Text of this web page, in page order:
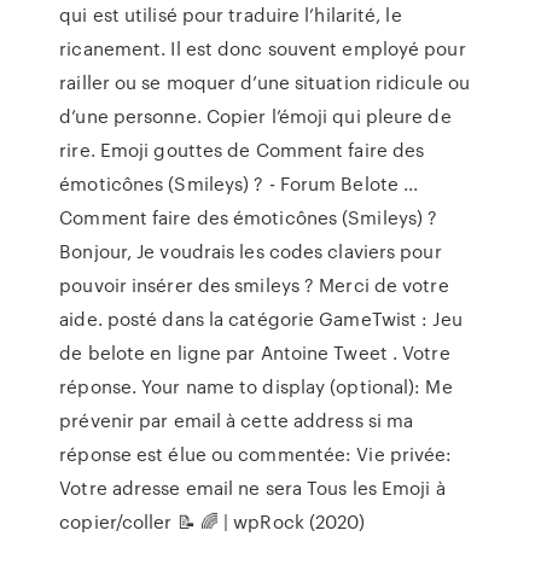
qui est utilisé pour traduire l’hilarité, le
ricanement. Il est donc souvent employé pour
railler ou se moquer d’une situation ridicule ou
d’une personne. Copier l’émoji qui pleure de
rire. Emoji gouttes de Comment faire des
émoticônes (Smileys) ? - Forum Belote ...
Comment faire des émoticônes (Smileys) ?
Bonjour, Je voudrais les codes claviers pour
pouvoir insérer des smileys ? Merci de votre
aide. posté dans la catégorie GameTwist : Jeu
de belote en ligne par Antoine Tweet . Votre
réponse. Your name to display (optional): Me
prévenir par email à cette address si ma
réponse est élue ou commentée: Vie privée:
Votre adresse email ne sera Tous les Emoji à
copier/coller 📝 🌈 | wpRock (2020)